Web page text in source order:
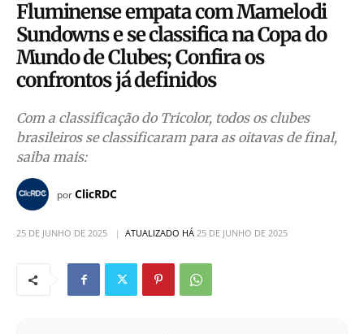
Fluminense empata com Mamelodi
Sundowns e se classifica na Copa do
Mundo de Clubes; Confira os
confrontos já definidos
Com a classificação do Tricolor, todos os clubes
brasileiros se classificaram para as oitavas de final,
saiba mais:
porClicRDC
25 DE JUNHO DE 2025 ATUALIZADO HÁ 25 DE JUNHO DE 2025